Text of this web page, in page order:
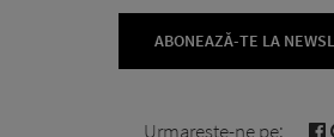
ABONEAZĂ-TE LA
Urmareste-ne pe: